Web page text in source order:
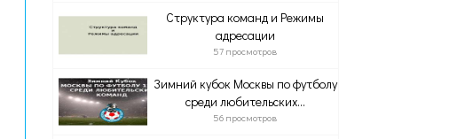
Структура команд и Режимы
адресации
57 просмотров
Зимний кубок Москвы по футболу
среди любительских...
56 просмотров